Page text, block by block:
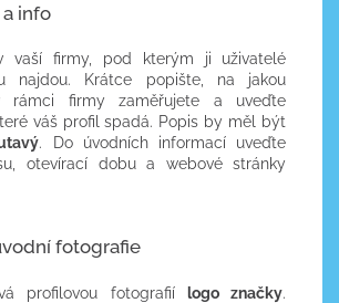
info
vaší firmy, pod kterým ji uživatelé
najdou. Krátce popište, na jakou
rámci firmy zaměřujete a uveďte
váš profil spadá. Popis by měl být
. Do úvodních informací uveďte
otevírací dobu a webové stránky
fotografie
profilovou fotografií logo značky.